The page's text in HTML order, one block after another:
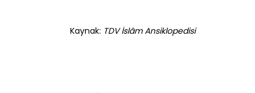
Kaynak: TDV İslâm Ansiklopedisi